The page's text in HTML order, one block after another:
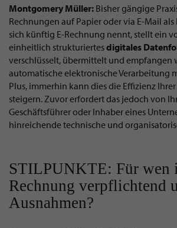
Montgomery Müller: Bisher gängige
Rechnungen auf Papier oder via E-Mail als
sich künftig E-Rechnung nennt, stellt ein
einheitlich strukturiertesdigitales
verschlüsselt, übermittelt und empfangen
automatische elektronische Verarbeitung
Plus, immerhin kann dies die Effizienz
steigern. Zuvor erfordert das jedoch von
Geschäftsführer oder Inhaber eines
hinreichende technische und
STILPUNKTE: Für wen
Rechnung verpflichtend
Ausnahmen?